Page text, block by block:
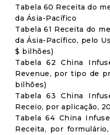
Tabela 60 Receita do
da Ásia-Pacífico
Tabela 61 Receita do
da Ásia-Pacífico, pelo
$ bilhões)
Tabela 62 China
Revenue, por tipo de
bilhões)
Tabela 63 China
Receio, por aplicação,
Tabela 64 China
Receita, por